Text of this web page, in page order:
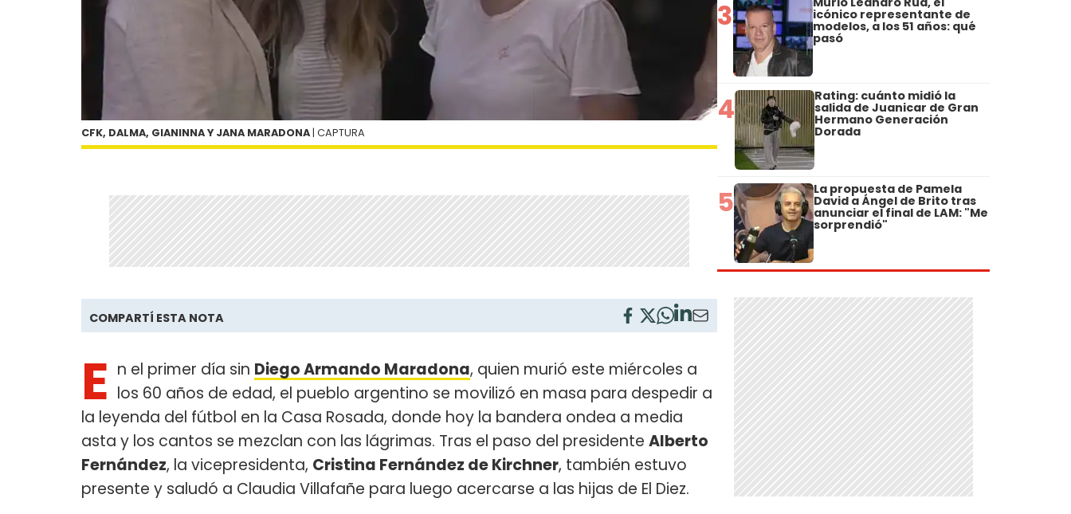
CFK, DALMA, GIANINNA Y JANA MARADONA | CAPTURA
COMPARTÍ ESTA NOTA
E n el primer día sin Diego Armando Maradona, quien murió este miércoles a
los 60 años de edad, el pueblo argentino se movilizó en masa para despedir a
la leyenda del fútbol en la Casa Rosada, donde hoy la bandera ondea a media
asta y los cantos se mezclan con las lágrimas. Tras el paso del presidente Alberto
Fernández, la vicepresidenta, Cristina Fernández de Kirchner, también estuvo
presente y saludó a Claudia Villafañe para luego acercarse a las hijas de El Diez.
3 icónico representante de
modelos, a los 51 años: qué
pasó
4 Rating: cuánto midió la
salida de Juanicar de Gran
Hermano Generación
Dorada
5 La propuesta de Pamela
David a Ángel de Brito tras
anunciar el final de LAM: "Me
sorprendió"